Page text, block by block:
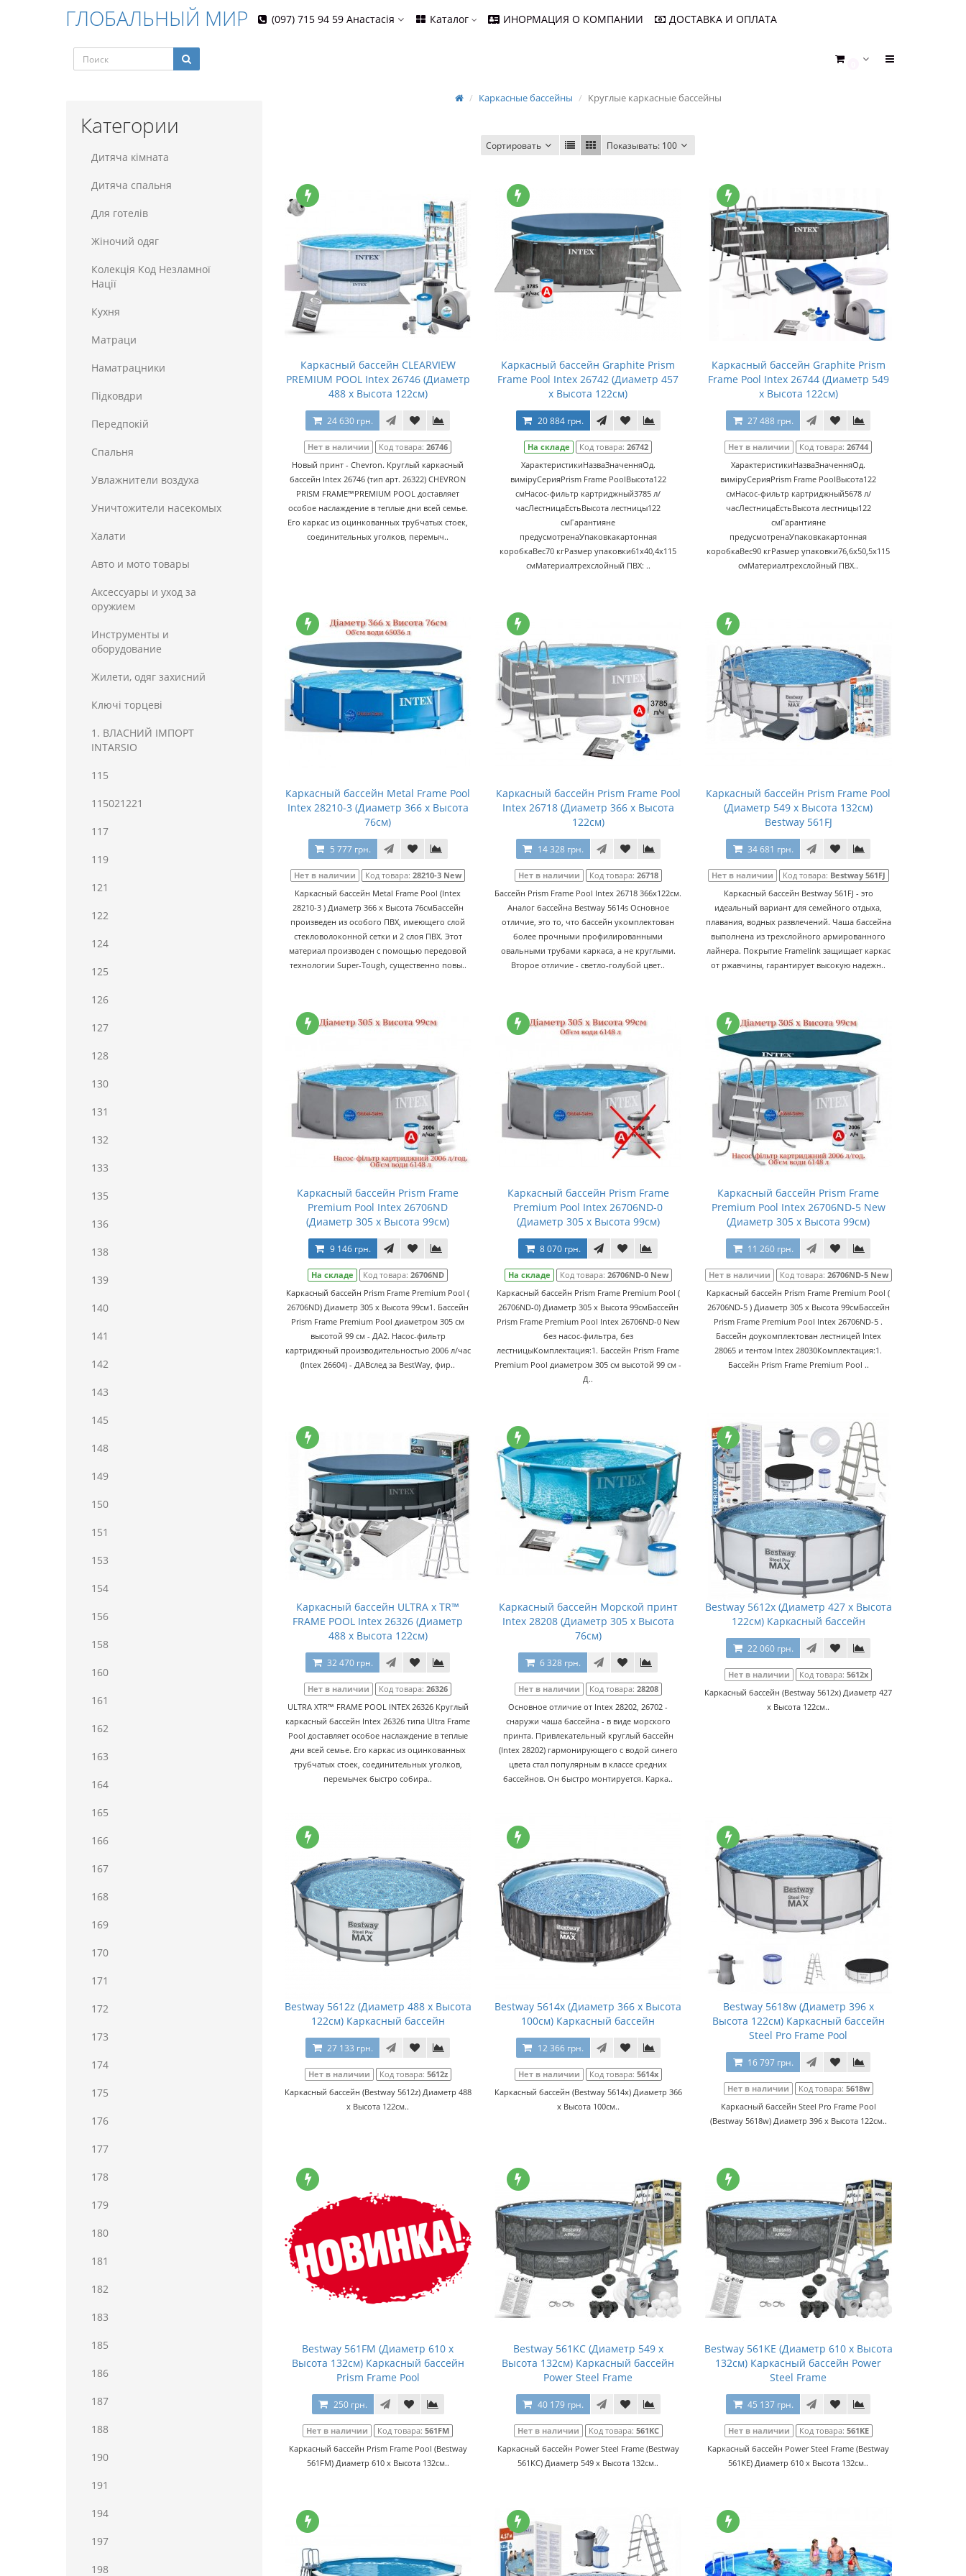
ГЛОБАЛЬНЫЙ МИР (097) 715 94 59 Анастасія Каталог ИНОРМАЦИЯ О КОМПАНИИ ДОСТАВКА И ОПЛАТА
Категории
Дитяча кімната
Дитяча спальня
Для готелiв
Жіночий одяг
Колекція Код Незламної
Нації
Кухня
Матраци
Наматрацники
Пiдковдри
Передпокій
Спальня
Увлажнители воздуха
Уничтожители насекомых
Халати
Авто и мото товары
Аксессуары и уход за
оружием
Инструменты и
оборудование
Жилети, одяг захисний
Ключі торцеві
1. ВЛАСНИЙ ІМПОРТ
INTARSIO
115
115021221
117
119
121
122
124
125
126
127
128
130
131
132
133
135
136
138
139
140
141
142
143
145
148
149
150
151
153
154
156
158
160
161
162
163
164
165
166
167
168
169
170
171
172
173
174
175
176
177
178
179
180
181
182
183
185
186
187
188
190
191
194
197
198
Каркасные бассейны Круглые каркасные бассейны
Сортировать Показывать: 100
Каркасный бассейн CLEARVIEW
PREMIUM POOL Intex 26746 (Диаметр
488 x Высота 122см)
24 630 грн.
Нет в наличии Код товара:26746
Новый принт - Chevron. Круглый каркасный
бассейн Intex 26746 (тип арт. 26322) CHEVRON
PRISM FRAME™PREMIUM POOL доставляет
особое наслаждение в теплые дни всей семье.
Его каркас из оцинкованных трубчатых стоек,
соединительных уголков, перемыч..
Каркасный бассейн Graphite Prism
Frame Pool Intex 26742 (Диаметр 457
x Высота 122см)
20 884 грн.
На складе Код товара:26742
ХарактеристикиНазваЗначенняОд.
виміруСерияPrism Frame PoolВысота122
смНасос-фильтр картриджный3785 л/
часЛестницаЕстьВысота лестницы122
смГарантияне
предусмотренаУпаковкакартонная
коробкаВес70 кгРазмер упаковки61x40,4x115
смМатериалтрехслойный ПВХ: ..
Каркасный бассейн Graphite Prism
Frame Pool Intex 26744 (Диаметр 549
x Высота 122см)
27 488 грн.
Нет в наличии Код товара:26744
ХарактеристикиНазваЗначенняОд.
виміруСерияPrism Frame PoolВысота122
смНасос-фильтр картриджный5678 л/
часЛестницаЕстьВысота лестницы122
смГарантияне
предусмотренаУпаковкакартонная
коробкаВес90 кгРазмер упаковки76,6x50,5x115
смМатериалтрехслойный ПВХ..
Каркасный бассейн Metal Frame Pool
Intex 28210-3 (Диаметр 366 x Высота
76см)
5 777 грн.
Нет в наличии Код товара:28210-3 New
Каркасный бассейн Metal Frame Pool (Intex
28210-3 ) Диаметр 366 x Высота 76смБассейн
произведен из особого ПВХ, имеющего слой
стекловолоконной сетки и 2 слоя ПВХ. Этот
материал производен с помощью передовой
технологии Super-Tough, существенно повы..
Каркасный бассейн Prism Frame Pool
Intex 26718 (Диаметр 366 x Высота
122см)
14 328 грн.
Нет в наличии Код товара: 26718
Бассейн Prism Frame Pool Intex 26718 366x122см.
Аналог бассейна Bestway 5614s Основное
отличие, это то, что бассейн укомплектован
более прочными профилированными
овальными трубами каркаса, а не круглыми.
Второе отличие - светло-голубой цвет..
Каркасный бассейн Prism Frame Pool
(Диаметр 549 x Высота 132см)
Bestway 561FJ
34 681 грн.
Нет в наличии Код товара: Bestway 561FJ
Каркасный бассейн Bestway 561FJ - это
идеальный вариант для семейного отдыха,
плавания, водных развлечений. Чаша бассейна
выполнена из трехслойного армированного
лайнера. Покрытие Framelink защищает каркас
от ржавчины, гарантирует высокую надежн..
Каркасный бассейн Prism Frame
Premium Pool Intex 26706ND
(Диаметр 305 x Высота 99см)
9 146 грн.
На складе Код товара:26706ND
Каркасный бассейн Prism Frame Premium Pool (
26706ND) Диаметр 305 x Высота 99см1. Бассейн
Prism Frame Premium Pool диаметром 305 см
высотой 99 см - ДА2. Насос-фильтр
картриджный производительностью 2006 л/час
(Intex 26604) - ДАВслед за BestWay, фир..
Каркасный бассейн Prism Frame
Premium Pool Intex 26706ND-0
(Диаметр 305 x Высота 99см)
8 070 грн.
На складе Код товара: 26706ND-0 New
Каркасный бассейн Prism Frame Premium Pool (
26706ND-0) Диаметр 305 x Высота 99смБассейн
Prism Frame Premium Pool Intex 26706ND-0 New
без насос-фильтра, без
лестницыКомплектация:1. Бассейн Prism Frame
Premium Pool диаметром 305 см высотой 99 см -
Д..
Каркасный бассейн Prism Frame
Premium Pool Intex 26706ND-5 New
(Диаметр 305 x Высота 99см)
11 260 грн.
Нет в наличии Код товара: 26706ND-5 New
Каркасный бассейн Prism Frame Premium Pool (
26706ND-5 ) Диаметр 305 x Высота 99смБассейн
Prism Frame Premium Pool Intex 26706ND-5 .
Бассейн доукомплектован лестницей Intex
28065 и тентом Intex 28030Комплектация:1.
Бассейн Prism Frame Premium Pool ..
Каркасный бассейн ULTRA x TR™
FRAME POOL Intex 26326 (Диаметр
488 x Высота 122см)
32 470 грн.
Нет в наличии Код товара:26326
ULTRA XTR™ FRAME POOL INTEX 26326 Круглый
каркасный бассейн Intex 26326 типа Ultra Frame
Pool доставляет особое наслаждение в теплые
дни всей семье. Его каркас из оцинкованных
трубчатых стоек, соединительных уголков,
перемычек быстро собира..
Каркасный бассейн Морской принт
Intex 28208 (Диаметр 305 x Высота
76см)
6 328 грн.
Нет в наличии Код товара: 28208
Основное отличие от Intex 28202, 26702 -
снаружи чаша бассейна - в виде морского
принта. Привлекательный круглый бассейн
(Intex 28202) гармонирующего с водой синего
цвета стал популярным в классе средних
бассейнов. Он быстро монтируется. Карка..
Bestway 5612x (Диаметр 427 x Высота
122см) Каркасный бассейн
22 060 грн.
Нет в наличии Код товара:5612x
Каркасный бассейн (Bestway 5612x) Диаметр 427
x Высота 122см..
Bestway 5612z (Диаметр 488 x Высота
122см) Каркасный бассейн
27 133 грн.
Нет в наличии Код товара: 5612z
Каркасный бассейн (Bestway 5612z) Диаметр 488
x Высота 122см..
Bestway 5614x (Диаметр 366 x Высота
100см) Каркасный бассейн
12 366 грн.
Нет в наличии Код товара: 5614x
Каркасный бассейн (Bestway 5614x) Диаметр 366
x Высота 100см..
Bestway 5618w (Диаметр 396 x
Высота 122см) Каркасный бассейн
Steel Pro Frame Pool
16 797 грн.
Нет в наличии Код товара: 5618w
Каркасный бассейн Steel Pro Frame Pool
(Bestway 5618w) Диаметр 396 x Высота 122см..
Bestway 561FM (Диаметр 610 x
Высота 132см) Каркасный бассейн
Prism Frame Pool
250 грн.
Нет в наличии Код товара:561FM
Каркасный бассейн Prism Frame Pool (Bestway
561FM) Диаметр 610 x Высота 132см..
Bestway 561KC (Диаметр 549 x
Высота 132см) Каркасный бассейн
Power Steel Frame
40 179 грн.
Нет в наличии Код товара: 561KC
Каркасный бассейн Power Steel Frame (Bestway
561KC) Диаметр 549 x Высота 132см..
Bestway 561KE (Диаметр 610 x Высота
132см) Каркасный бассейн Power
Steel Frame
45 137 грн.
Нет в наличии Код товара: 561KE
Каркасный бассейн Power Steel Frame (Bestway
561KE) Диаметр 610 x Высота 132см..